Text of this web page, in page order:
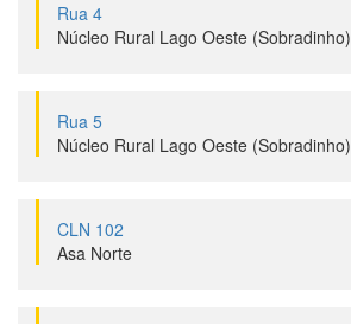
Rua 4
Núcleo Rural Lago Oeste (Sobradinho)
Rua 5
Núcleo Rural Lago Oeste (Sobradinho)
CLN 102
Asa Norte